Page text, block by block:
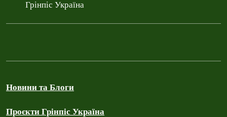
Грінпіс Україна
Новини та Блоги
Проєкти Грінпіс Україна